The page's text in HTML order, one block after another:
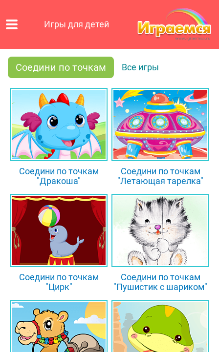
Игры для детей
Соедини по точкам Все игры
Соедини по точкам
"Дракоша"
Соедини по точкам
"Летающая тарелка"
Соедини по точкам
"Цирк"
Соедини по точкам
"Пушистик с шариком"